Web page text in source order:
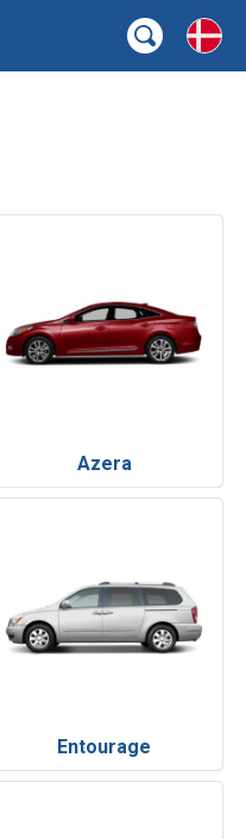
Azera
Entourage